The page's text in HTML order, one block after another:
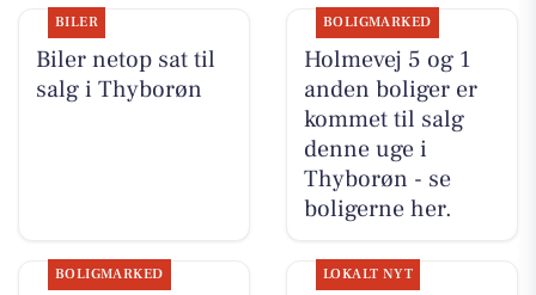
BILER
Biler netop sat til
salg i Thyborøn
BOLIGMARKED
Holmevej 5 og 1
anden boliger er
kommet til salg
denne uge i
Thyborøn - se
boligerne her.
BOLIGMARKED LOKALT NYT